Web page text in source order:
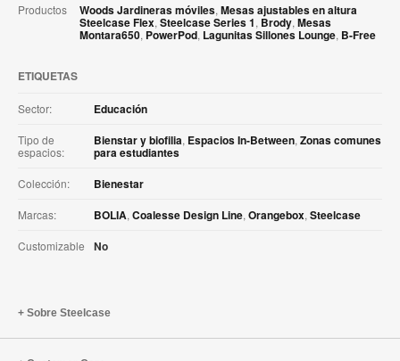
Productos Woods Jardineras móviles, Mesas ajustables en altura
Steelcase Flex, Steelcase Series 1, Brody, Mesas
Montara650, PowerPod, Lagunitas Sillones Lounge, B-Free
ETIQUETAS
Sector: Educación
Tipo de
espacios:
Bienstar y biofilia, Espacios In-Between, Zonas comunes
para estudiantes
Colección: Bienestar
Marcas: BOLIA, Coalesse Design Line, Orangebox, Steelcase
Customizable No
Sobre Steelcase